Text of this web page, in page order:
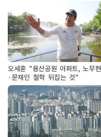
오세훈 "용산공원 아파트, 노무현
·문재인 철학 뒤집는 것"